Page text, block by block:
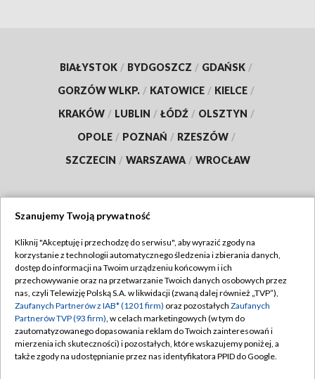
BIAŁYSTOK / BYDGOSZCZ / GDAŃSK /
GORZÓW WLKP. / KATOWICE / KIELCE /
KRAKÓW / LUBLIN / ŁÓDŹ / OLSZTYN /
OPOLE / POZNAŃ / RZESZÓW /
SZCZECIN / WARSZAWA / WROCŁAW
TVP
Abonament TVP
Emisja w TVP
Centrum informacji TVP
Naziemna Telewizja Cyfrowa
Regulamin TVP
Polityka prywatności
Moje zgody
Pomoc
Szanujemy Twoją prywatność
Kliknij "Akceptuję i przechodzę do serwisu", aby wyrazić zgody na
korzystanie z technologii automatycznego śledzenia i zbierania danych,
dostęp do informacji na Twoim urządzeniu końcowym i ich
przechowywanie oraz na przetwarzanie Twoich danych osobowych przez
nas, czyli Telewizję Polską S.A. w likwidacji (zwaną dalej również „TVP”),
Zaufanych Partnerów z IAB* (1201 firm) oraz pozostałych Zaufanych
Partnerów TVP (93 firm), w celach marketingowych (w tym do
zautomatyzowanego dopasowania reklam do Twoich zainteresowań i
mierzenia ich skuteczności) i pozostałych, które wskazujemy poniżej, a
także zgody na udostępnianie przez nas identyfikatora PPID do Google.